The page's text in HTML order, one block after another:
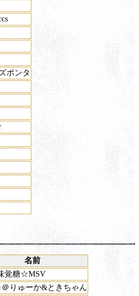
ポンタ
名前
覚糖☆MSV
＠りゅーか&ときちゃん